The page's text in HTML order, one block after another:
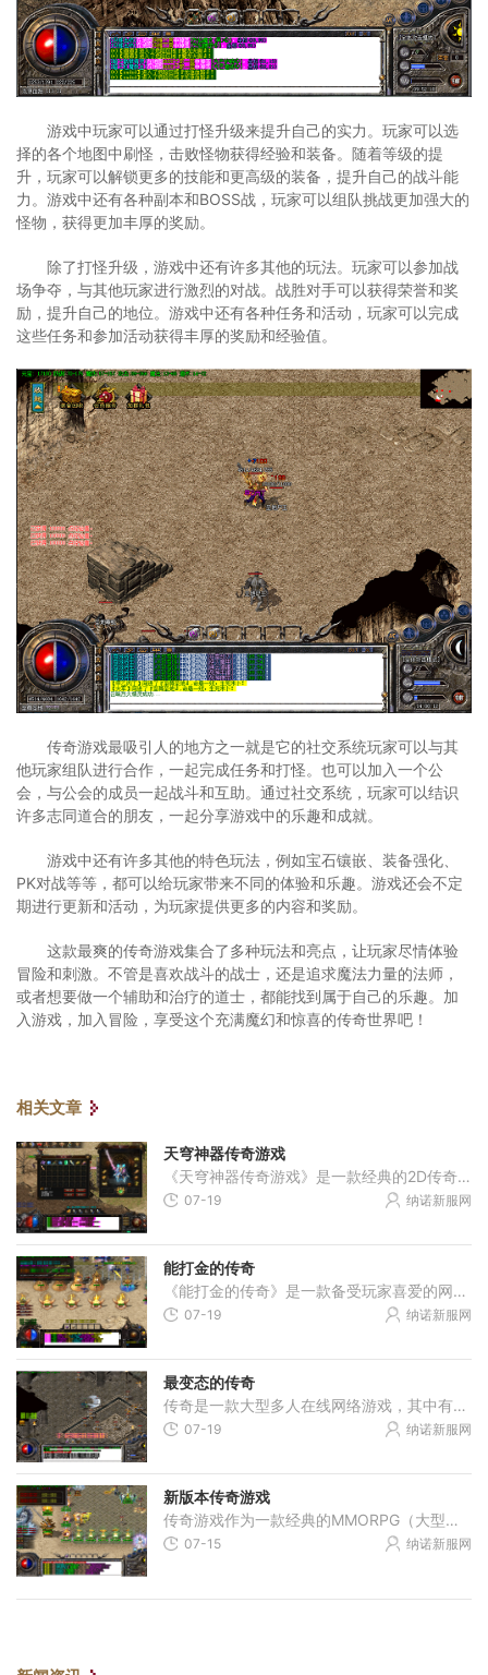
游戏中玩家可以通过打怪升级来提升自己的实力。玩家可以选
择的各个地图中刷怪，击败怪物获得经验和装备。随着等级的提
升，玩家可以解锁更多的技能和更高级的装备，提升自己的战斗能
力。游戏中还有各种副本和BOSS战，玩家可以组队挑战更加强大的
怪物，获得更加丰厚的奖励。
除了打怪升级，游戏中还有许多其他的玩法。玩家可以参加战
场争夺，与其他玩家进行激烈的对战。战胜对手可以获得荣誉和奖
励，提升自己的地位。游戏中还有各种任务和活动，玩家可以完成
这些任务和参加活动获得丰厚的奖励和经验值。
传奇游戏最吸引人的地方之一就是它的社交系统玩家可以与其
他玩家组队进行合作，一起完成任务和打怪。也可以加入一个公
会，与公会的成员一起战斗和互助。通过社交系统，玩家可以结识
许多志同道合的朋友，一起分享游戏中的乐趣和成就。
游戏中还有许多其他的特色玩法，例如宝石镶嵌、装备强化、
PK对战等等，都可以给玩家带来不同的体验和乐趣。游戏还会不定
期进行更新和活动，为玩家提供更多的内容和奖励。
这款最爽的传奇游戏集合了多种玩法和亮点，让玩家尽情体验
冒险和刺激。不管是喜欢战斗的战士，还是追求魔法力量的法师，
或者想要做一个辅助和治疗的道士，都能找到属于自己的乐趣。加
入游戏，加入冒险，享受这个充满魔幻和惊喜的传奇世界吧！
相关文章
天穹神器传奇游戏
《天穹神器传奇游戏》是一款经典的2D传奇游戏，它以角色扮演为主题，在这个游戏中，玩家可以和其他万人在线的玩家互动，体验刺激的战斗和无尽的冒险。游戏中的玩法非常多样化，
07-19 纳诺新服网
能打金的传奇
《能打金的传奇》是一款备受玩家喜爱的网络游戏。这款游戏凭借其精彩刺激的战斗系统和独特的游戏玩法，吸引了无数玩家的关注和参与。下面，让我们来详细了解一下《能打金的传
07-19 纳诺新服网
最变态的传奇
传奇是一款大型多人在线网络游戏，其中有一款极具特色的服务器被誉为“最变态的传奇”。这个服务器以其独特的玩法和刺激的游戏体验而备受玩家喜爱。值得一提的是“最变态的传
07-19 纳诺新服网
新版本传奇游戏
传奇游戏作为一款经典的MMORPG（大型多人在线角色扮演游戏），一直以来都备受玩家喜爱。开发商宣布推出全新版本的传奇游戏，为广大玩家带来更加震撼的游戏体验。本文将介绍这款
07-15 纳诺新服网